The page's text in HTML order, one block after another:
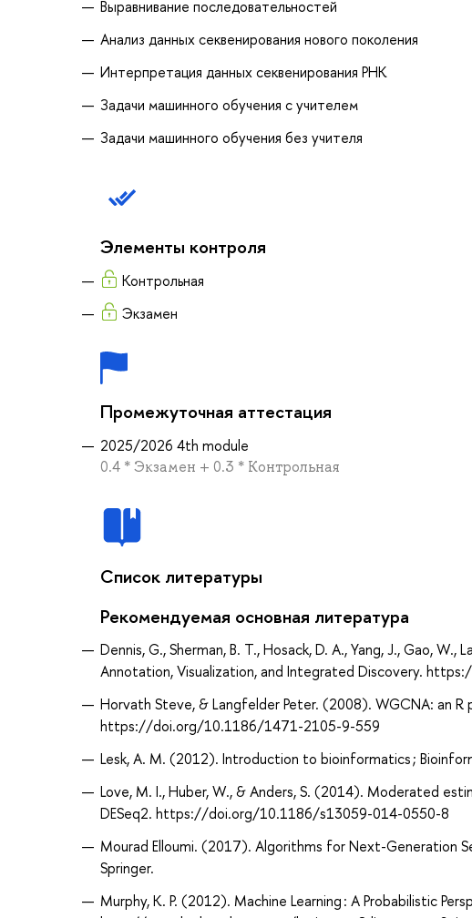
Выравнивание последовательностей
Анализ данных секвенирования нового поколения
Интерпретация данных секвенирования РНК
Задачи машинного обучения с учителем
Задачи машинного обучения без учителя
Элементы контроля
Контрольная
Экзамен
Промежуточная аттестация
2025/2026 4th module
0.4 * Экзамен + 0.3 * Контрольная
Список литературы
Рекомендуемая основная литература
Dennis, G., Sherman, B. T., Hosack, D. A., Yang, J., Gao,
Annotation, Visualization, and Integrated Discovery.
Horvath Steve, & Langfelder Peter. (2008). WGCNA: an
https://doi.org/10.1186/1471-2105-9-559
Lesk, A. M. (2012). Introduction to bioinformatics ;
Love, M. I., Huber, W., & Anders, S. (2014). Moderated
DESeq2. https://doi.org/10.1186/s13059-014-0550-8
Mourad Elloumi. (2017). Algorithms for Next-Generation
Springer.
Murphy, K. P. (2012). Machine Learning : A Probabilistic